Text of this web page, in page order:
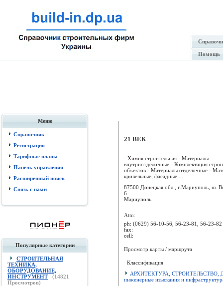
Помощь
Меню
Справочник
Регистрация
Тарифные планы
Панель управления
Расширенный поиск
Связь с нами
Популярные категории
СТРОИТЕЛЬНАЯ
ТЕХНИКА,
ОБОРУДОВАНИЕ,
ИНСТРУМЕНТ
(14821
Просмотров)
21 ВЕК
- Химия строительная - Материалы
внутриотделочные - Комплектация
объектов - Материалы отделочные -
кровельные, фасадные ...
87500 Донецкая обл., г.Мариуполь, ш.
6
Мариуполь
Attn:
ph: (0629) 56-10-56, 56-23-81, 56-23-82
fax:
cell:
Просмотр карты / маршрута
Классификация
АРХИТЕКТУРА, СТРОИТЕЛЬСТВО,
инженерные изыскания и